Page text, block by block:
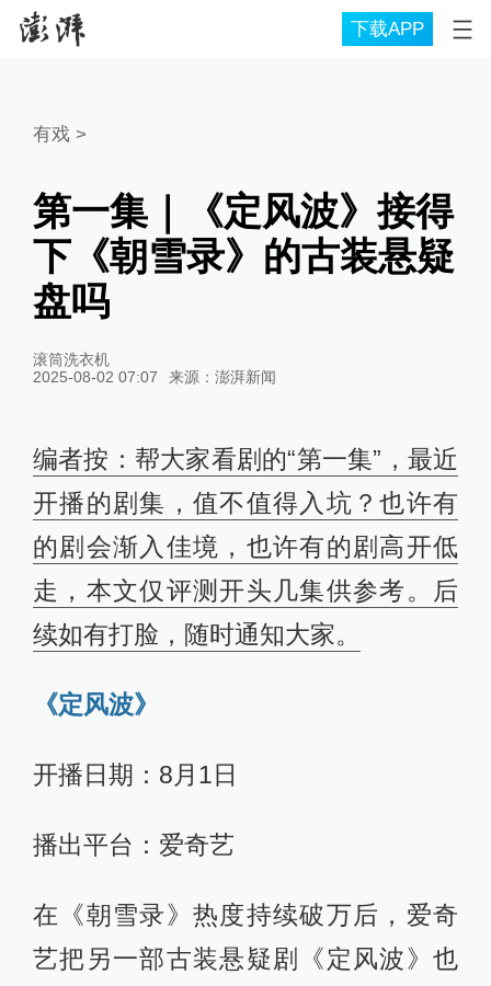
下载APP
有戏 >
第一集｜《定风波》接得
下《朝雪录》的古装悬疑
盘吗
滚筒洗衣机
2025-08-02 07:07
来源： 澎湃新闻
编者按：帮大家看剧的“第一集”，最近
开播的剧集，值不值得入坑？也许有
的剧会渐入佳境，也许有的剧高开低
走，本文仅评测开头几集供参考。后
续如有打脸，随时通知大家。
《定风波》
开播日期：8月1日
播出平台：爱奇艺
在《朝雪录》热度持续破万后，爱奇
艺把另一部古装悬疑剧《定风波》也